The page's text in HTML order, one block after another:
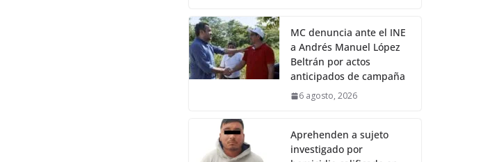
MC denuncia ante el INE
a Andrés Manuel López
Beltrán por actos
anticipados de campaña
6 agosto, 2026
Aprehenden a sujeto
investigado por